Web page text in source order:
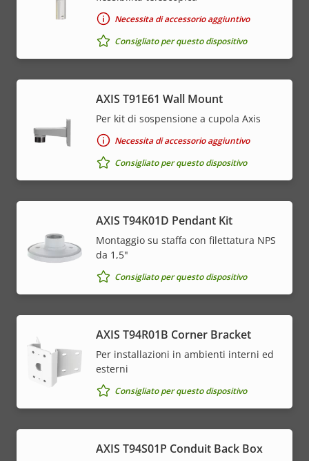
Necessita di accessorio aggiuntivo
Consigliato per questo dispositivo
AXIS T91E61 Wall Mount
Per kit di sospensione a cupola Axis
Necessita di accessorio aggiuntivo
Consigliato per questo dispositivo
AXIS T94K01D Pendant Kit
Montaggio su staffa con filettatura NPS
da 1,5"
Consigliato per questo dispositivo
AXIS T94R01B Corner Bracket
Per installazioni in ambienti interni ed
esterni
Consigliato per questo dispositivo
AXIS T94S01P Conduit Back Box